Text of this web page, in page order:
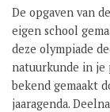
De opgaven van
eigen school
deze olympiade
natuurkunde in je
bekend gemaakt
jaaragenda.